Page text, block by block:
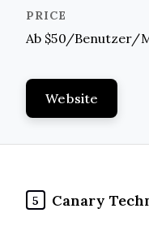
Ab $50/Benutzer/
Website
5 Canary